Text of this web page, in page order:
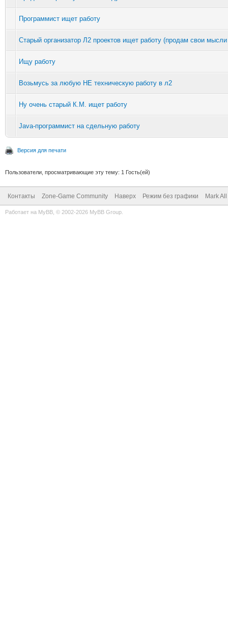
Программист ищет работу
Старый организатор Л2 проектов ищет работу (продам свои
Ищу работу
Возьмусь за любую НЕ техническую работу в л2
Ну очень старый К.М. ищет работу
Java-программист на сдельную работу
Версия для печати
Пользователи, просматривающие эту тему: 1 Гость(ей)
Контакты Zone-Game Community Наверх Режим без графики Mark
Работает на MyBB , © 2002-2026 MyBB Group